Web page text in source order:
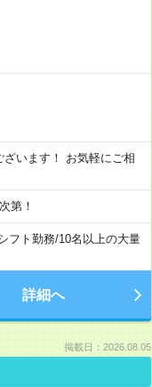
います！ お気軽にご相
第！
フト勤務/10名以上の大量
詳細へ
掲載日：2026.08.05